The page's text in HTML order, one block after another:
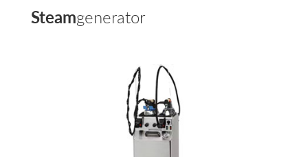
Steamgenerator